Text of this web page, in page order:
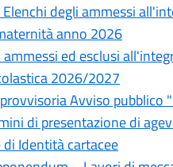
degli ammessi
anno 2026
ammessi ed esclusi
2026/2027
Avviso pubblico
di presentazione di
Identità cartacee